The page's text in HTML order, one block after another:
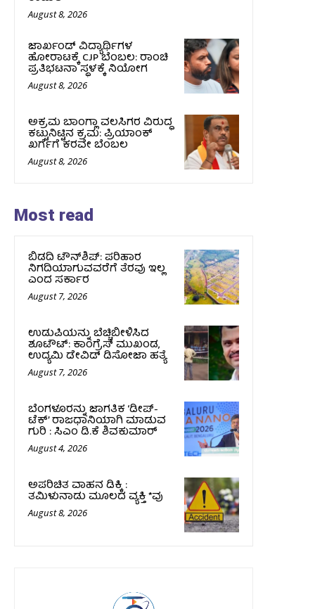
August 8, 2026
ಜಾರ್ಖಂಡ್‌ ವಿದ್ಯಾರ್ಥಿಗಳ
ಹೋರಾಟಕ್ಕೆ CJP ಬೆಂಬಲ: ರಾಂಚಿ
ಪ್ರತಿಭಟನಾ ಸ್ಥಳಕ್ಕೆ ನಿಯೋಗ
August 8, 2026
ಅಕ್ರಮ ಬಾಂಗ್ಲಾ ವಲಸಿಗರ ವಿರುದ್ಧ
ಕಟ್ಟುನಿಟ್ಟಿನ ಕ್ರಮ: ಪ್ರಿಯಾಂಕ್
ಖರ್ಗೆಗೆ ಕರವೇ ಬೆಂಬಲ
August 8, 2026
Most read
ಬಿಡದಿ ಟೌನ್‌ಶಿಪ್‌: ಪರಿಹಾರ
ನಿಗದಿಯಾಗುವವರೆಗೆ ತೆರವು ಇಲ್ಲ
ಎಂದ ಸರ್ಕಾರ
August 7, 2026
ಉಡುಪಿಯನ್ನು ಬೆಚ್ಚಿಬೀಳಿಸಿದ
ಶೂಟೌಟ್‌: ಕಾಂಗ್ರೆಸ್‌ ಮುಖಂಡ,
ಉದ್ಯಮಿ ಡೇವಿಡ್ ಡಿಸೋಜಾ ಹತ್ಯೆ
August 7, 2026
ಬೆಂಗಳೂರನ್ನು ಜಾಗತಿಕ ‘ಡೀಪ್-
ಟೆಕ್’ ರಾಜಧಾನಿಯಾಗಿ ಮಾಡುವ
ಗುರಿ : ಸಿಎಂ ಡಿ.ಕೆ ಶಿವಕುಮಾರ್
August 4, 2026
ಅಪರಿಚಿತ ವಾಹನ ಡಿಕ್ಕಿ :
ತಮಿಳುನಾಡು ಮೂಲದ ವ್ಯಕ್ತಿ *ವು
August 8, 2026